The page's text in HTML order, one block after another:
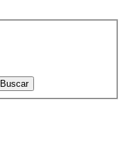
Buscar